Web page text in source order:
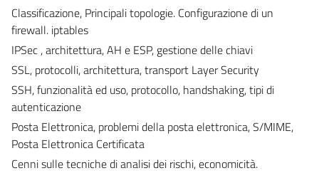
Classificazione, Principali topologie. Configurazione di un
firewall. iptables
IPSec , architettura, AH e ESP, gestione delle chiavi
SSL, protocolli, architettura, transport Layer Security
SSH, funzionalità ed uso, protocollo, handshaking, tipi di
autenticazione
Posta Elettronica, problemi della posta elettronica, S/MIME,
Posta Elettronica Certificata
Cenni sulle tecniche di analisi dei rischi, economicità.